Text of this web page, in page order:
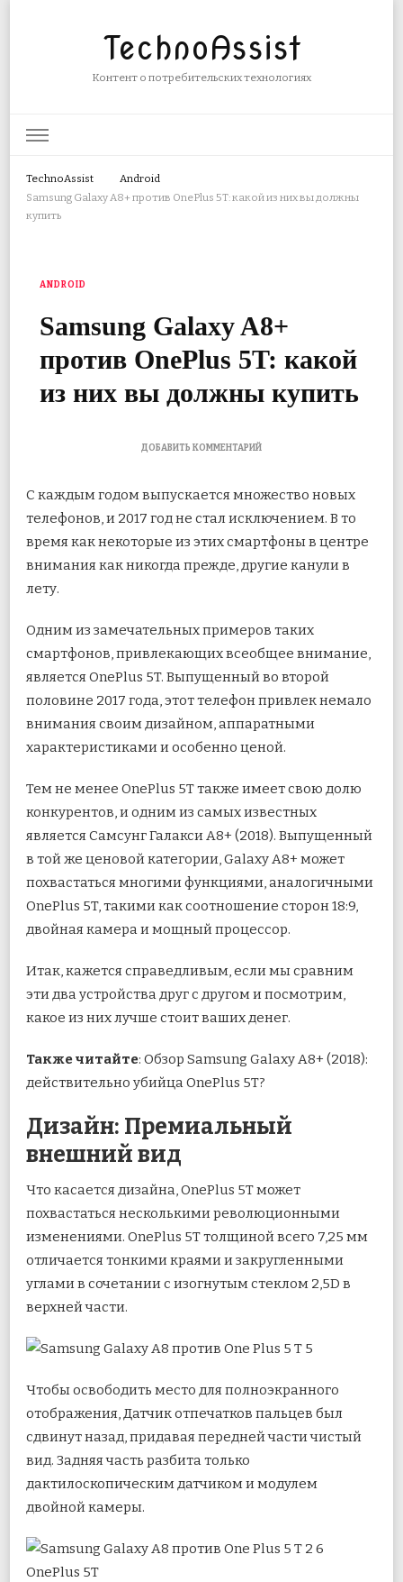
TechnoAssist
Контент о потребительских технологиях
TechnoAssist
Android
Samsung Galaxy A8+ против OnePlus 5T: какой из них вы должны
купить
ANDROID
Samsung Galaxy A8+
против OnePlus 5T: какой
из них вы должны купить
ДОБАВИТЬ КОММЕНТАРИЙК
GALAXY
ПРОТИВ
ONEPLUS
КАКОЙ
ДОЛЖНЫ
КУПИТЬ
С каждым годом выпускается множество новых
телефонов, и 2017 год не стал исключением. В то
время как некоторые из этих смартфоны в центре
внимания как никогда прежде, другие канули в
лету.
Одним из замечательныхпримеров таких
смартфонов, привлекающих всеобщее внимание,
является OnePlus 5T. Выпущенный во второй
половине 2017 года, этот телефон привлек немало
внимания своим дизайном, аппаратными
характеристиками и особенно ценой.
Тем не менее OnePlus 5T также имеет свою долю
конкурентов, и одним из самых известных
является Самсунг Галакси А8+ (2018). Выпущенный
в той же ценовой категории, Galaxy A8+ может
похвастаться многими функциями, аналогичными
OnePlus 5T, такими как соотношение сторон 18:9,
двойная камера и мощный процессор.
Итак, кажется справедливым, если мы сравним
эти два устройства друг с другом и посмотрим,
какое из них лучше стоит ваших денег.
Также читайте: Обзор Samsung Galaxy A8+ (2018):
действительно убийца OnePlus 5T?
Дизайн: Премиальный
внешний вид
Что касается дизайна, OnePlus 5T может
похвастаться несколькими революционными
изменениями. OnePlus 5T толщиной всего 7,25 мм
отличается тонкими краями и закругленными
углами в сочетании с изогнутым стеклом 2,5D в
верхней части.
Чтобы освободить место для полноэкранного
отображения, Датчик отпечатков пальцев был
сдвинут назад, придавая передней части чистый
вид. Задняя часть разбита только
дактилоскопическим датчиком и модулем
двойной камеры.
OnePlus 5T